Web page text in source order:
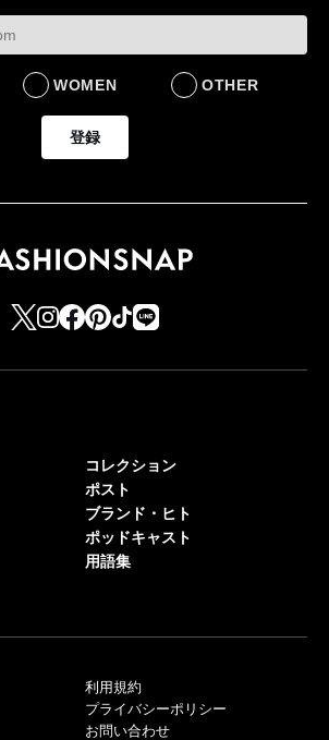
WOMEN OTHER
登録
コレクション
ポスト
ブランド・ヒト
ポッドキャスト
用語集
利用規約
プライバシーポリシー
お問い合わせ